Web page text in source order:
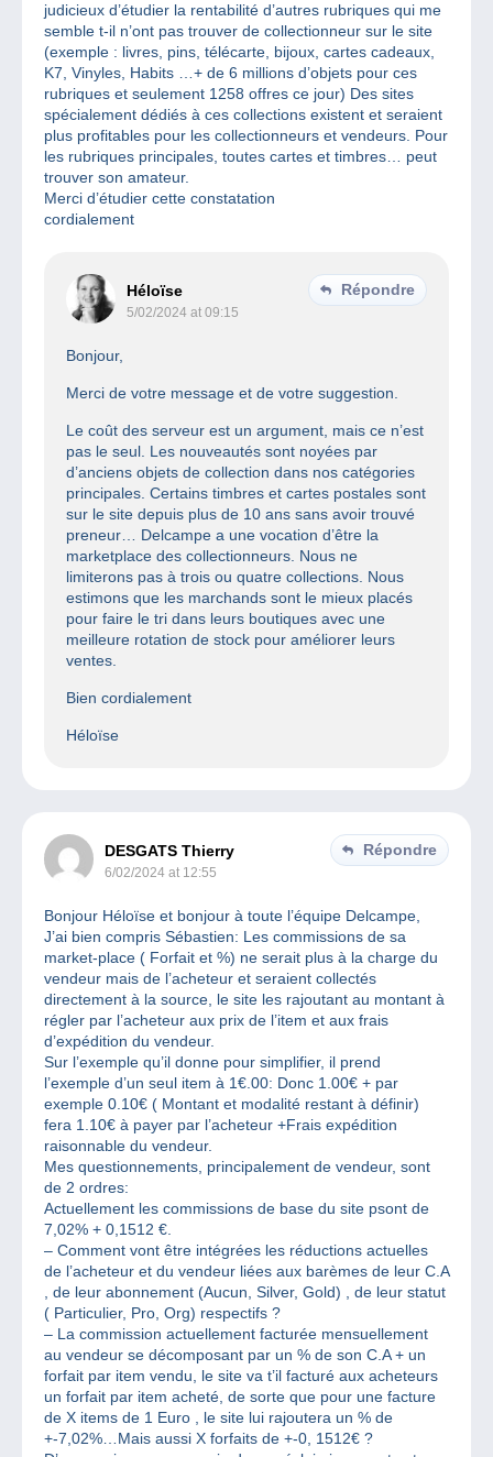
judicieux d’étudier la rentabilité d’autres rubriques qui me
semble t-il n’ont pas trouver de collectionneur sur le site
(exemple : livres, pins, télécarte, bijoux, cartes cadeaux,
K7, Vinyles, Habits …+ de 6 millions d’objets pour ces
rubriques et seulement 1258 offres ce jour) Des sites
spécialement dédiés à ces collections existent et seraient
plus profitables pour les collectionneurs et vendeurs. Pour
les rubriques principales, toutes cartes et timbres… peut
trouver son amateur.
Merci d’étudier cette constatation
cordialement
Héloïse
5/02/2024 at 09:15
Répondre
Bonjour,
Merci de votre message et de votre suggestion.
Le coût des serveur est un argument, mais ce n’est
pas le seul. Les nouveautés sont noyées par
d’anciens objets de collection dans nos catégories
principales. Certains timbres et cartes postales sont
sur le site depuis plus de 10 ans sans avoir trouvé
preneur… Delcampe a une vocation d’être la
marketplace des collectionneurs. Nous ne
limiterons pas à trois ou quatre collections. Nous
estimons que les marchands sont le mieux placés
pour faire le tri dans leurs boutiques avec une
meilleure rotation de stock pour améliorer leurs
ventes.
Bien cordialement
Héloïse
DESGATS Thierry
6/02/2024 at 12:55
Répondre
Bonjour Héloïse et bonjour à toute l’équipe Delcampe,
J’ai bien compris Sébastien: Les commissions de sa
market-place ( Forfait et %) ne serait plus à la charge du
vendeur mais de l’acheteur et seraient collectés
directement à la source, le site les rajoutant au montant à
régler par l’acheteur aux prix de l’item et aux frais
d’expédition du vendeur.
Sur l’exemple qu’il donne pour simplifier, il prend
l’exemple d’un seul item à 1€.00: Donc 1.00€ + par
exemple 0.10€ ( Montant et modalité restant à définir)
fera 1.10€ à payer par l’acheteur +Frais expédition
raisonnable du vendeur.
Mes questionnements, principalement de vendeur, sont
de 2 ordres:
Actuellement les commissions de base du site psont de
7,02% + 0,1512 €.
– Comment vont être intégrées les réductions actuelles
de l’acheteur et du vendeur liées aux barèmes de leur C.A
, de leur abonnement (Aucun, Silver, Gold) , de leur statut
( Particulier, Pro, Org) respectifs ?
– La commission actuellement facturée mensuellement
au vendeur se décomposant par un % de son C.A + un
forfait par item vendu, le site va t’il facturé aux acheteurs
un forfait par item acheté, de sorte que pour une facture
de X items de 1 Euro , le site lui rajoutera un % de
+-7,02%…Mais aussi X forfaits de +-0, 1512€ ?